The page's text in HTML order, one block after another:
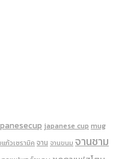
japanese cup mug
ก้วเซรามิค จาน จานขนม จานชาม